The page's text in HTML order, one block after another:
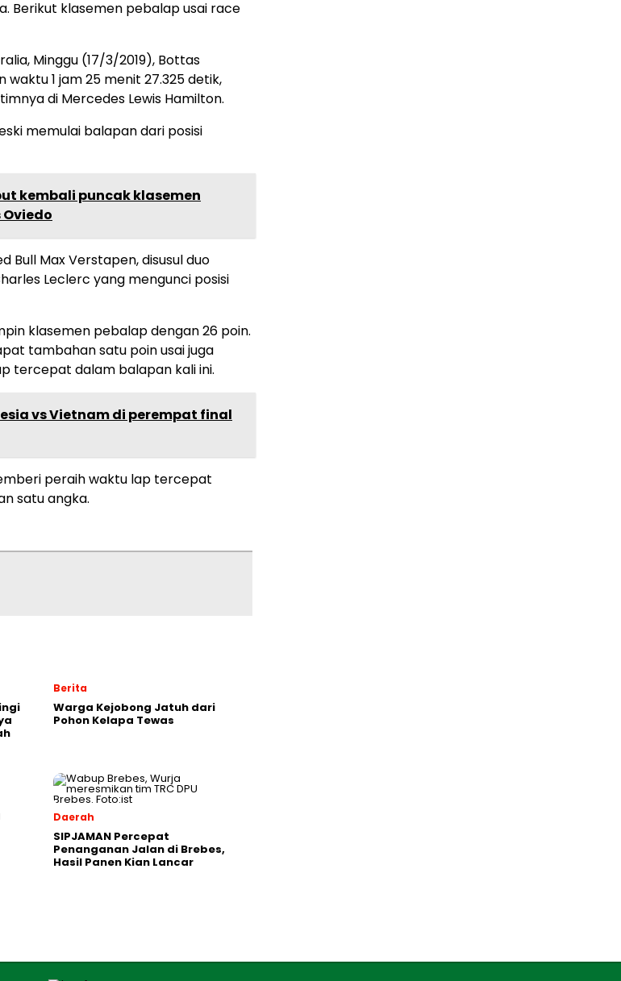
Berikut klasemen pebalap usai race
Minggu (17/3/2019), Bottas
1 jam 25 menit 27.325 detik,
di Mercedes Lewis Hamilton.
memulai balapan dari posisi
kembali puncak klasemen
Bull Max Verstapen, disusul duo
Leclerc yang mengunci posisi
klasemen pebalap dengan 26 poin.
tambahan satu poin usai juga
tercepat dalam balapan kali ini.
vs Vietnam di perempat final
peraih waktu lap tercepat
satu angka.
Berita
Warga Kejobong Jatuh dari
Pohon Kelapa Tewas
Daerah
SIPJAMAN Percepat
Penanganan Jalan di Brebes,
Hasil Panen Kian Lancar